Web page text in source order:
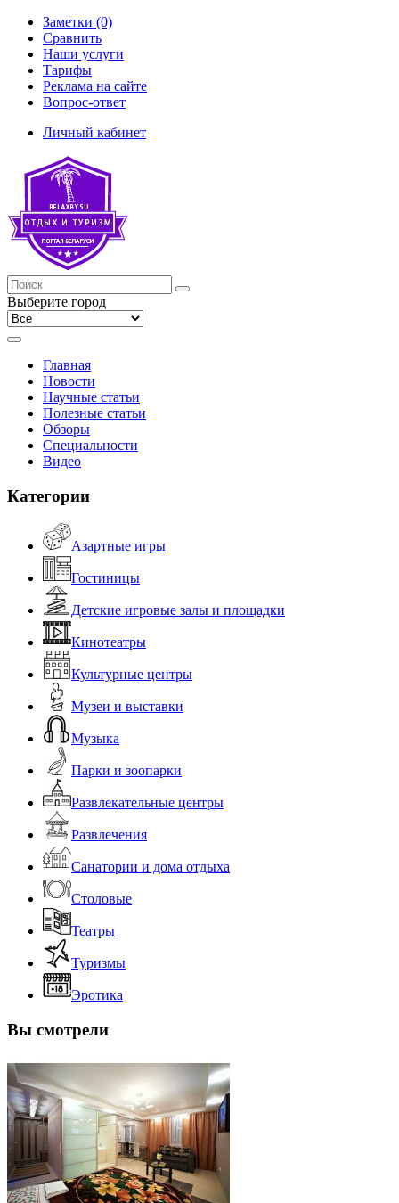
Заметки (0)
Сравнить
Наши услуги
Тарифы
Реклама на сайте
Вопрос-ответ
Личный кабинет
Выберите город
Главная
Новости
Научные статьи
Полезные статьи
Обзоры
Специальности
Видео
Категории
Азартные игры
Гостиницы
Детские игровые залы и площадки
Кинотеатры
Культурные центры
Музеи и выставки
Музыка
Парки и зоопарки
Развлекательные центры
Развлечения
Санатории и дома отдыха
Столовые
Театры
Туризмы
Эротика
Вы смотрели